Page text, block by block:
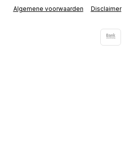
Algemene voorwaarden Disclaimer